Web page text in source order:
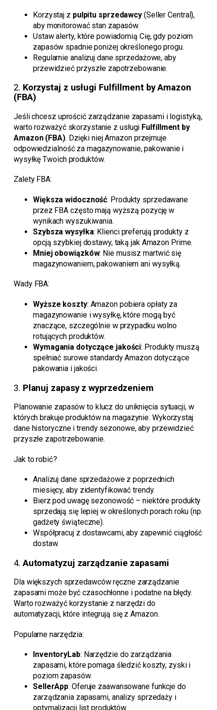
Korzystaj z pulpitu sprzedawcy (Seller Central),
aby monitorować stan zapasów.
Ustaw alerty, które powiadomią Cię, gdy poziom
zapasów spadnie poniżej określonego progu.
Regularnie analizuj dane sprzedażowe, aby
przewidzieć przyszłe zapotrzebowanie.
2. Korzystaj z usługi Fulfillment by Amazon
(FBA)
Jeśli chcesz uprościć zarządzanie zapasami i logistyką,
warto rozważyć skorzystanie z usługi Fulfillment by
Amazon (FBA). Dzięki niej Amazon przejmuje
odpowiedzialność za magazynowanie, pakowanie i
wysyłkę Twoich produktów.
Zalety FBA:
Większa widoczność: Produkty sprzedawane
przez FBA często mają wyższą pozycję w
wynikach wyszukiwania.
Szybsza wysyłka: Klienci preferują produkty z
opcją szybkiej dostawy, taką jak Amazon Prime.
Mniej obowiązków: Nie musisz martwić się
magazynowaniem, pakowaniem ani wysyłką.
Wady FBA:
Wyższe koszty: Amazon pobiera opłaty za
magazynowanie i wysyłkę, które mogą być
znaczące, szczególnie w przypadku wolno
rotujących produktów.
Wymagania dotyczące jakości: Produkty muszą
spełniać surowe standardy Amazon dotyczące
pakowania i jakości.
3. Planuj zapasy z wyprzedzeniem
Planowanie zapasów to klucz do uniknięcia sytuacji, w
których brakuje produktów na magazynie. Wykorzystaj
dane historyczne i trendy sezonowe, aby przewidzieć
przyszłe zapotrzebowanie.
Jak to robić?
Analizuj dane sprzedażowe z poprzednich
miesięcy, aby zidentyfikować trendy.
Bierz pod uwagę sezonowość – niektóre produkty
sprzedają się lepiej w określonych porach roku (np.
gadżety świąteczne).
Współpracuj z dostawcami, aby zapewnić ciągłość
dostaw.
4.Automatyzuj zarządzanie zapasami
Dla większych sprzedawców ręczne zarządzanie
zapasami może być czasochłonne i podatne na błędy.
Warto rozważyć korzystanie z narzędzi do
automatyzacji, które integrują się z Amazon.
Popularne narzędzia:
InventoryLab: Narzędzie do zarządzania
zapasami, które pomaga śledzić koszty, zyski i
poziom zapasów.
SellerApp: Oferuje zaawansowane funkcje do
zarządzania zapasami, analizy sprzedaży i
optymalizacji list produktów.